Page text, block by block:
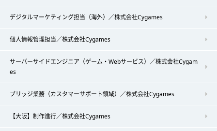
デジタルマーケティング担当（海外）／株式会社Cygames
個人情報管理担当／株式会社Cygames
サーバーサイドエンジニア（ゲーム・Webサービス）／株式会社Cygam
es
ブリッジ業務（カスタマーサポート領域）／株式会社Cygames
【大阪】制作進行／株式会社Cygames